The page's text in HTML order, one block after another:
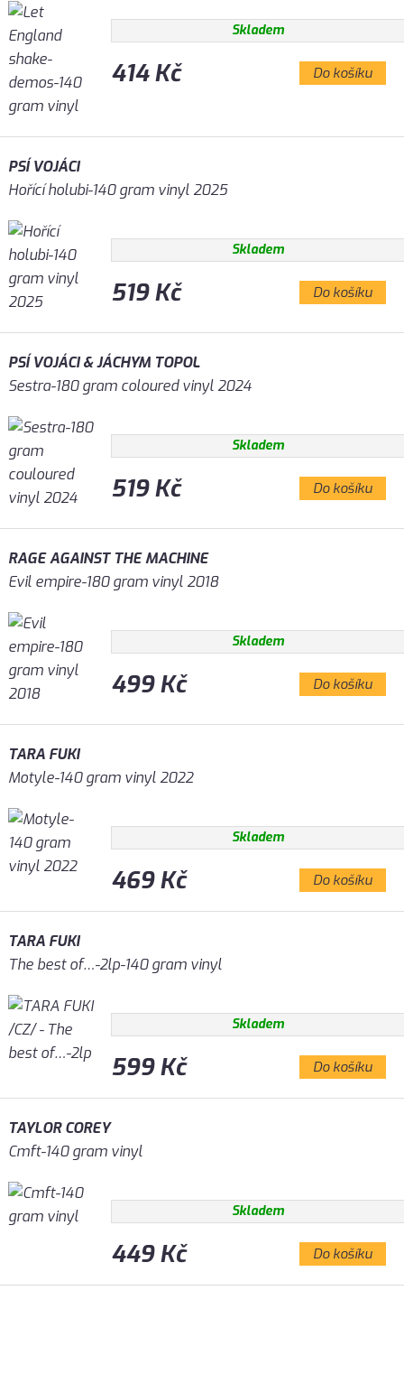
Skladem
414 Kč Do košíku
PSÍ VOJÁCI
Hořící holubi-140 gram vinyl 2025
Skladem
519 Kč Do košíku
PSÍ VOJÁCI & JÁCHYM TOPOL
Sestra-180 gram coloured vinyl 2024
Skladem
519 Kč Do košíku
RAGE AGAINST THE MACHINE
Evil empire-180 gram vinyl 2018
Skladem
499 Kč Do košíku
TARA FUKI
Motyle-140 gram vinyl 2022
Skladem
469 Kč Do košíku
TARA FUKI
The best of…-2lp-140 gram vinyl
Skladem
599 Kč Do košíku
TAYLOR COREY
Cmft-140 gram vinyl
Skladem
449 Kč Do košíku